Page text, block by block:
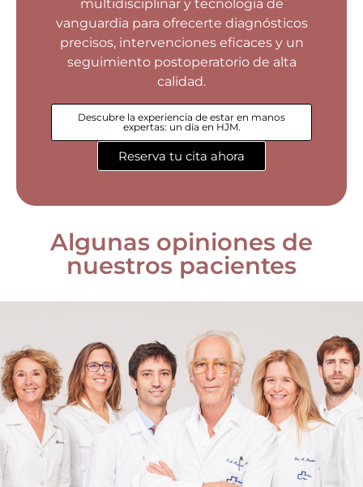
multidisciplinar y tecnología de
vanguardia para ofrecerte diagnósticos
precisos, intervenciones eficaces y un
seguimiento postoperatorio de alta
calidad.
Descubre la experiencia de estar en manos
expertas: un día en HJM.
Reserva tu cita ahora
Algunas opiniones de
nuestros pacientes